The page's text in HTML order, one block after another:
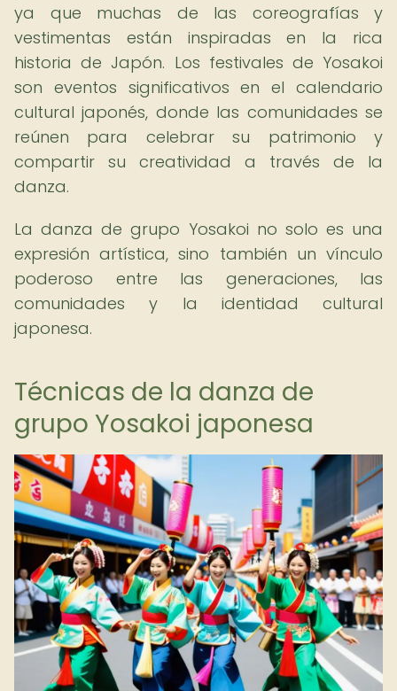
ya que muchas de las coreografías y
vestimentas están inspiradas en la rica
historia de Japón. Los festivales de Yosakoi
son eventos significativos en el calendario
cultural japonés, donde las comunidades se
reúnen para celebrar su patrimonio y
compartir su creatividad a través de la
danza.
La danza de grupo Yosakoi no solo es una
expresión artística, sino también un vínculo
poderoso entre las generaciones, las
comunidades y la identidad cultural
japonesa.
Técnicas de la danza de
grupo Yosakoi japonesa